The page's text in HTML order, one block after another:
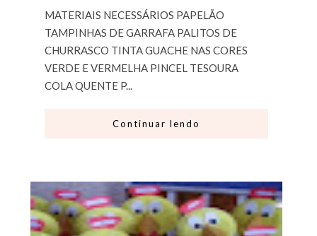
MATERIAIS NECESSÁRIOS PAPELÃO
TAMPINHAS DE GARRAFA PALITOS DE
CHURRASCO TINTA GUACHE NAS CORES
VERDE E VERMELHA PINCEL TESOURA
COLA QUENTE P...
Continuar lendo